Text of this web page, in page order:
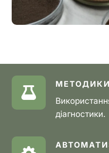
МЕТОДИКИ
діагностики.